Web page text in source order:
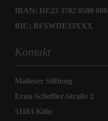
IBAN: DE23 3702 0500
BIC: BFSWDE33XXX
Kontakt
Malteser Stiftung
Erna-Scheffler-Straße 2
51103 Köln